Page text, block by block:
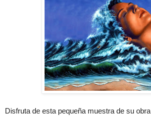
Disfruta de esta pequeña muestra de su obra